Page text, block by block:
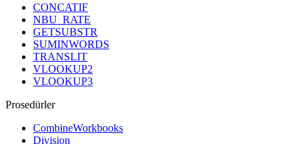
CONCATIF
NBU_RATE
GETSUBSTR
SUMINWORDS
TRANSLIT
VLOOKUP2
VLOOKUP3
Prosedürler
CombineWorkbooks
Division